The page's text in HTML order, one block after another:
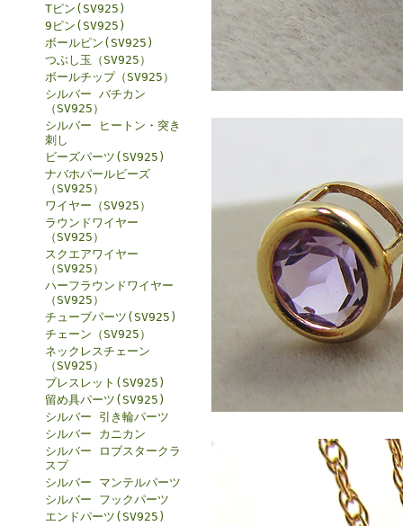
Tピン(SV925)
9ピン(SV925)
ボールピン(SV925)
つぶし玉（SV925）
ボールチップ（SV925）
シルバー バチカン
（SV925）
シルバー ヒートン・突き
刺し
ビーズパーツ(SV925)
ナバホパールビーズ
（SV925）
ワイヤー（SV925）
ラウンドワイヤー
（SV925）
スクエアワイヤー
（SV925）
ハーフラウンドワイヤー
（SV925）
チューブパーツ(SV925)
チェーン（SV925）
ネックレスチェーン
（SV925）
ブレスレット(SV925)
留め具パーツ(SV925)
シルバー 引き輪パーツ
シルバー カニカン
シルバー ロブスタークラ
スプ
シルバー マンテルパーツ
シルバー フックパーツ
エンドパーツ(SV925)